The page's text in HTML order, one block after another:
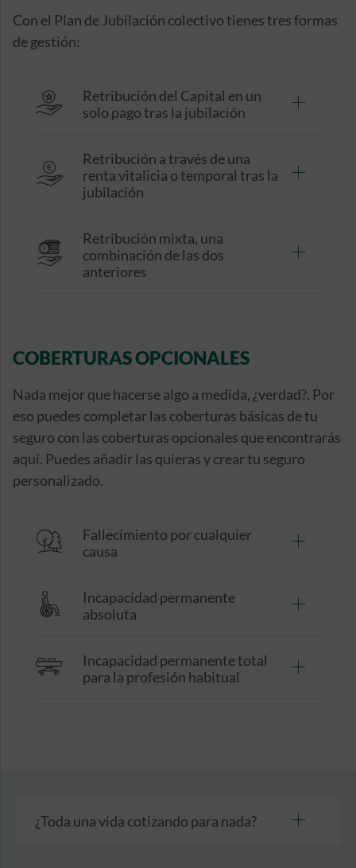
Con el Plan de Jubilación colectivo tienes tres formas
de gestión:
Retribución del Capital en un
solo pago tras la jubilación
Retribución a través de una
renta vitalicia o temporal tras la
jubilación
Retribución mixta, una
combinación de las dos
anteriores
COBERTURAS OPCIONALES
Nada mejor que hacerse algo a medida, ¿verdad?. Por
eso puedes completar las coberturas básicas de tu
seguro con las coberturas opcionales que encontrarás
aquí. Puedes añadir las quieras y crear tu seguro
personalizado.
Fallecimiento por cualquier
causa
Incapacidad permanente
absoluta
Incapacidad permanente total
para la profesión habitual
¿Toda una vida cotizando para nada?